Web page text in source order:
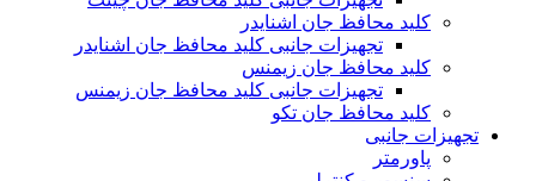
کلید محافظ جان اشنایدر
تجهیزات جانبی کلید محافظ جان اشنایدر
کلید محافظ جان زیمنس
تجهیزات جانبی کلید محافظ جان زیمنس
کلید محافظ جان تکو
تجهیزات جانبی
پاورمتر